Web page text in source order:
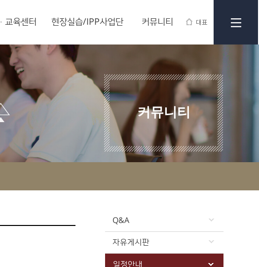
대표
교육센터 현장실습/IPP사업단 커뮤니티
커뮤니티
Q&A
자유게시판
일정안내